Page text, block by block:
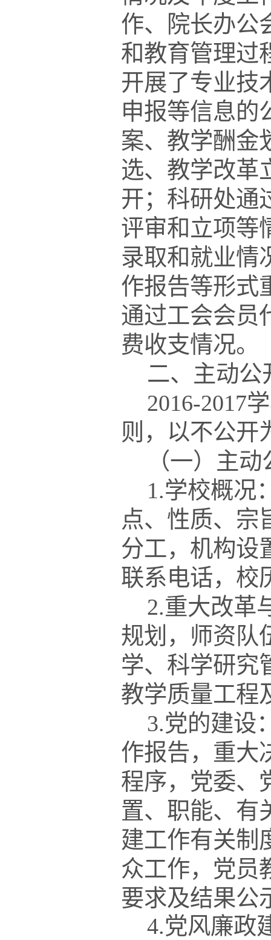
作、院长办公
和教育管理过
开展了专业技
申报等信息的
案、教学酬金
选、教学改革
开；科研处通
评审和立项等
录取和就业情
作报告等形式
通过工会会员
费收支情况。
二、主动公
2016-2017
则，以不公开
（一）主
1.学校概况
点、性质、宗
分工，机构设
联系电话，校
2.重大改革
规划，师资队
学、科学研究
教学质量工程
3.党的建设
作报告，重大
程序，党委、
置、职能、有
建工作有关制
众工作，党员
要求及结果公
4.党风廉政